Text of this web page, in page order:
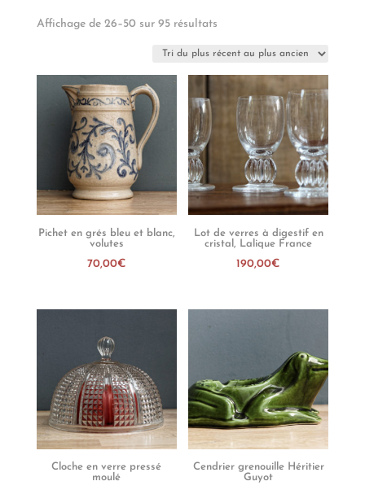
Affichage de 26–50 sur 95 résultatsTrié
plus
récent
ancien
Pichet en grés bleu et blanc,
volutes
70,00€
Lot de verres à digestif en
cristal, Lalique France
190,00€
Cloche en verre pressé
moulé
Cendrier grenouille Héritier
Guyot